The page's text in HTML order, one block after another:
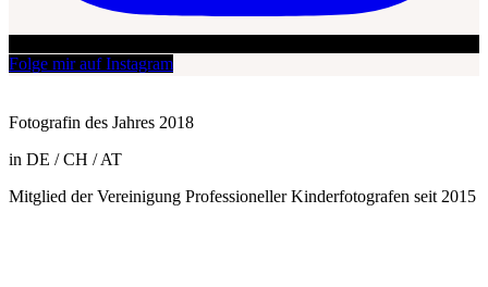
Folge mir auf Instagram
Fotografin des Jahres 2018
in DE / CH / AT
Mitglied der Vereinigung Professioneller Kinderfotografen seit 2015